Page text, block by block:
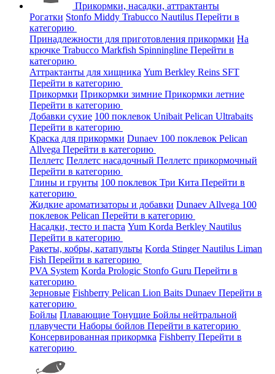
Прикормки, насадки, аттрактанты
Рогатки Stonfo Middy Trabucco Nautilus Перейти в
категорию
Принадлежности для приготовления прикормки На
крючке Trabucco Markfish Spinningline Перейти в
категорию
Аттрактанты для хищника Yum Berkley Reins SFT
Перейти в категорию
Прикормки Прикормки зимние Прикормки летние
Перейти в категорию
Добавки сухие 100 поклевок Unibait Pelican Ultrabaits
Перейти в категорию
Краска для прикормки Dunaev 100 поклевок Pelican
Allvega Перейти в категорию
Пеллетс Пеллетс насадочный Пеллетс прикормочный
Перейти в категорию
Глины и грунты 100 поклевок Три Кита Перейти в
категорию
Жидкие ароматизаторы и добавки Dunaev Allvega 100
поклевок Pelican Перейти в категорию
Насадки, тесто и паста Yum Korda Berkley Nautilus
Перейти в категорию
Ракеты, кобры, катапульты Korda StingerNautilus Liman
Fish Перейти в категорию
PVA System Korda Prologic Stonfo Guru Перейти в
категорию
Зерновые Fishberry Pelican Lion Baits Dunaev Перейти в
категорию
Бойлы Плавающие Тонущие Бойлы нейтральной
плавучести Наборы бойлов Перейти в категорию
Консервированная прикормка Fishberry Перейти в
категорию